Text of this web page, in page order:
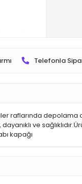
Telefonla
raflarında depolama
ve
kapağı